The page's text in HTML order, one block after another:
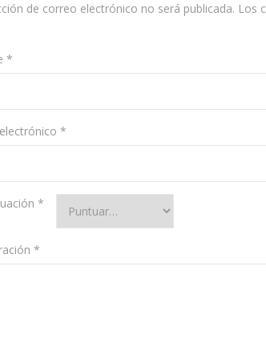
de correo electrónico no será publicada. Los
*
*
*
*